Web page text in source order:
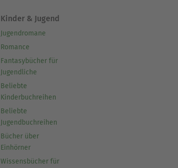
Kinder & Jugend
Jugendromane
Romance
Fantasybücher für
Jugendliche
Beliebte
Kinderbuchreihen
Beliebte
Jugendbuchreihen
Bücher über
Einhörner
Wissensbücher für